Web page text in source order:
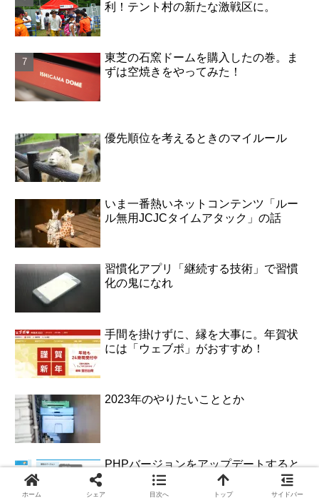
利！テント村の新たな激戦区に。
東芝の石窯ドームを購入したの巻。ま
ずは空焼きをやってみた！
優先順位を考えるときのマイルール
いま一番熱いネットコンテンツ「ルー
ル無用JCJCタイムアタック」の話
習慣化アプリ「継続する技術」で習慣
化の鬼になれ
手間を掛けずに、縁を大事に。年賀状
には「ウェブポ」がおすすめ！
2023年のやりたいこととか
PHPバージョンをアップデートすると
「データベース接続確立エラー」が出
る場合の解決法
ホーム シェア 目次へ トップ サイドバー